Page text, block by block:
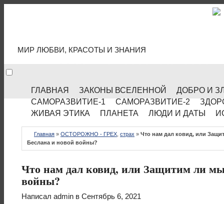
МИР ЛЮБВИ, КРАСОТЫ И ЗНАНИЯ
ГЛАВНАЯ ЗАКОНЫ ВСЕЛЕННОЙ
ДОБРО И
САМОРАЗВИТИЕ-1
САМОРАЗВИТИЕ-2
ЖИВАЯ ЭТИКА
ПЛАНЕТА ЛЮДИ И ДАТЫ
Главная » ОСТОРОЖНО - ГРЕХ страх » Что нам дал ковид, или
Беслана и новой войны?
Что нам дал ковид, или Защитим ли мы
войны?
Написал admin в Сентябрь 6, 2021